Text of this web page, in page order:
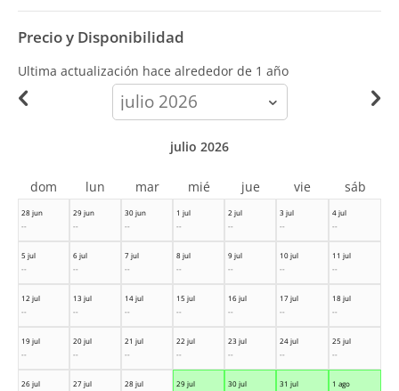
Precio y Disponibilidad
Ultima actualización hace alrededor de 1 año
calendar-
month
28 jun
--
29 jun
--
30 jun
--
1 jul
--
2 jul
--
3 jul
--
4 jul
--
5 jul
--
6 jul
--
7 jul
--
8 jul
--
9 jul
--
10 jul
--
11 jul
--
12 jul
--
13 jul
--
14 jul
--
15 jul
--
16 jul
--
17 jul
--
18 jul
--
19 jul
--
20 jul
--
21 jul
--
22 jul
--
23 jul
--
24 jul
--
25 jul
--
26 jul
27 jul
28 jul
29 jul
30 jul
31 jul
1 ago
julio 2026
dom lun mar mié jue vie sáb